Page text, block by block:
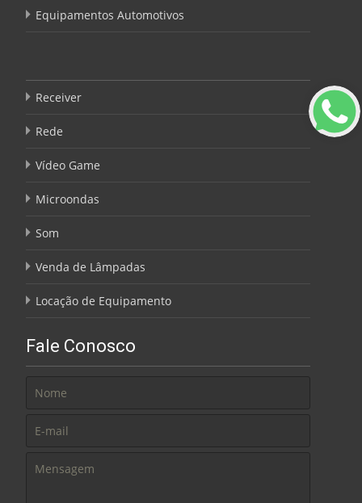
Equipamentos Automotivos
Receiver
Rede
Vídeo Game
Microondas
Som
Venda de Lâmpadas
Locação de Equipamento
Fale Conosco